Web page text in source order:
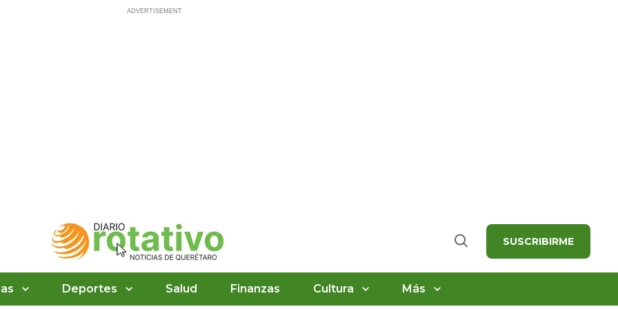
Buscar SUSCRIBIRME
Deportes Salud Finanzas Cultura Más